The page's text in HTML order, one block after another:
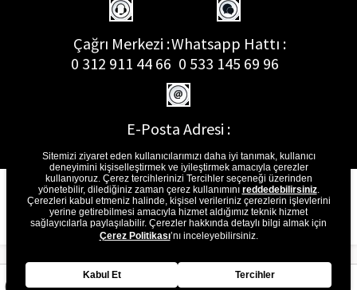
Çağrı Merkezi :
0 312 911 44 66
Whatsapp Hattı :
0 533 145 69 96
E-Posta Adresi :
musterihizmetleri@gon.com.tr
Sitemizi ziyaret eden kullanıcılarımızı daha iyi tanımak, kullanıcı
deneyimini kişiselleştirmek ve iyileştirmek amacıyla çerezler
kullanıyoruz. Çerez tercihlerinizi Tercihler seçeneği üzerinden
yönetebilir, dilediğiniz zaman çerez kullanımını reddedebilirsiniz.
Çerezleri kabul etmeniz halinde, kişisel verileriniz çerezlerin işlevlerini
yerine getirebilmesi amacıyla hizmet aldığımız teknik hizmet
sağlayıcılarla paylaşılabilir. Çerezler hakkında detaylı bilgi almak için
Çerez Politikası’nı inceleyebilirsiniz.
Kabul Et Tercihler